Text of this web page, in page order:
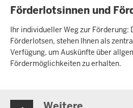
Förderlotsinnen und
Ihr individueller Weg zur Förderung:
Förderlotsen, stehen Ihnen als
Verfügung, um Auskünfte über
Fördermöglichkeiten zu erhalten.